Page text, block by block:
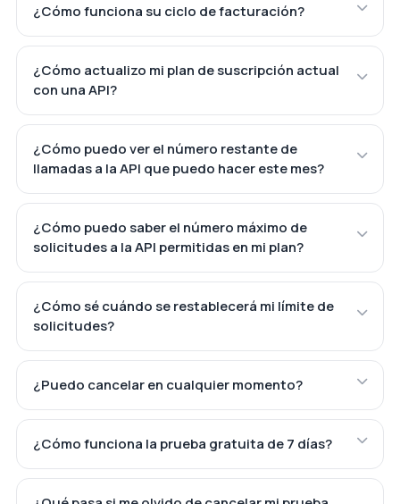
¿Cómo funciona su ciclo de facturación?
¿Cómo actualizo mi plan de suscripción actual
con una API?
¿Cómo puedo ver el número restante de
llamadas a la API que puedo hacer este mes?
¿Cómo puedo saber el número máximo de
solicitudes a la API permitidas en mi plan?
¿Cómo sé cuándo se restablecerá mi límite de
solicitudes?
¿Puedo cancelar en cualquier momento?
¿Cómo funciona la prueba gratuita de 7 días?